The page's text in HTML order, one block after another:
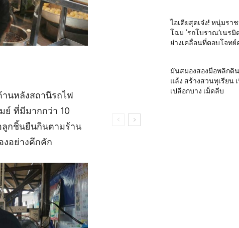
นหลังสถานีรถไฟ
ย์ ที่มีมากกว่า 10
ลูกชิ้นยืนกินตามร้าน
งอย่างคึกคัก
ไอเดียสุดเจ๋ง! หนุ่มรา
โฉม ‘รถโบราณ’เนรมิ
ย่างเคลื่อนที่ตอบโจทย์
มันสมองสองมือพลิกดิ
แล้ง สร้างสวนทุเรียน
เปลือกบาง เม็ดลีบ